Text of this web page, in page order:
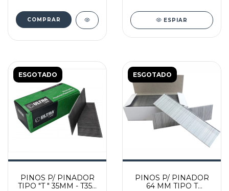
COMPRAR ESPIAR
ESGOTADO
PINOS P/ PINADOR
TIPO "T " 35MM - T35 -
ESGOTADO
PINOS P/ PINADOR
64 MM TIPO T